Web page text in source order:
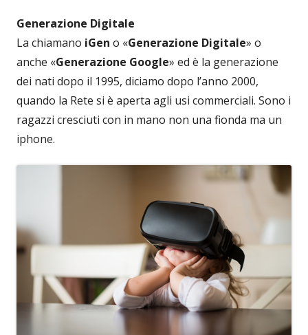
Generazione Digitale
La chiamano iGen o «Generazione Digitale» o
anche «Generazione Google» ed è la generazione
dei nati dopo il 1995, diciamo dopo l’anno 2000,
quando la Rete si è aperta agli usi commerciali. Sono i
ragazzi cresciuti con in mano non una fionda ma un
iphone.